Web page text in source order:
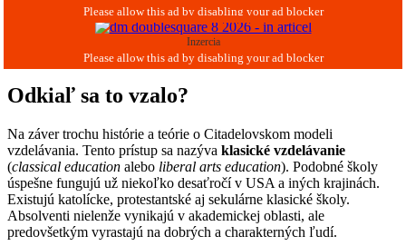
Inzercia
Odkiaľ sa to vzalo?
Na záver trochu histórie a teórie o Citadelovskom modeli
vzdelávania. Tento prístup sa nazýva klasické vzdelávanie
(classical education alebo liberal arts education). Podobné školy
úspešne fungujú už niekoľko desaťročí v USA a iných krajinách.
Existujú katolícke, protestantské aj sekulárne klasické školy.
Absolventi nielenže vynikajú v akademickej oblasti, ale
predovšetkým vyrastajú na dobrých a charakterných ľudí.